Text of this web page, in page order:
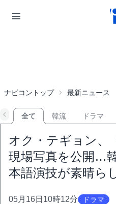
ナビコントップ 最新ニュース
全て 韓流 ドラマ
オク・テギョン、
現場写真を公開…
本語演技が素晴ら
05月16日10時12分 ドラマ